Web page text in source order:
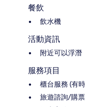
餐飲
飲水機
活動資訊
附近可以浮潛
服務項目
櫃台服務 (有
旅遊諮詢/購票